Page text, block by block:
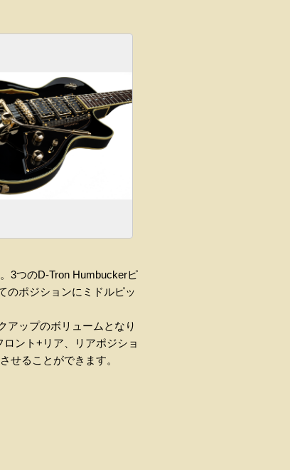
。 3つのD-Tron Humbuckerピ
のポジションにミドルピッ
アップのボリュームとなり
ント+ リア、リアポジショ
せることができます。